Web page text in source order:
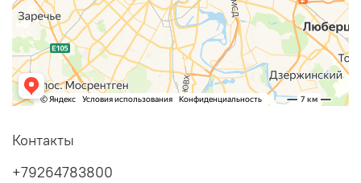
Контакты
+79264783800